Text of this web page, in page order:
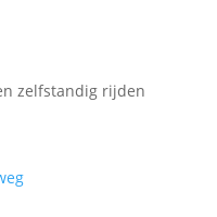
zelfstandig rijden